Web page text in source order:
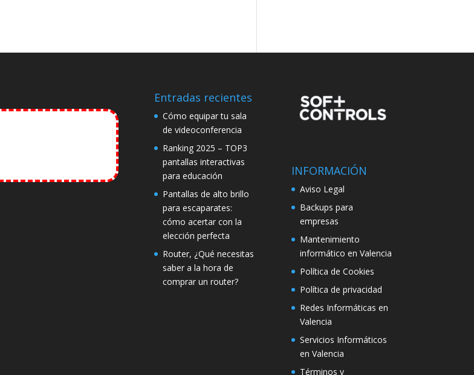
Entradas recientes
Cómo equipar tu sala
de videoconferencia
Ranking 2025 – TOP3
pantallas interactivas
para educación
Pantallas de alto brillo
para escaparates:
cómo acertar con la
elección perfecta
Router, ¿Qué necesitas
saber a la hora de
comprar un router?
INFORMACIÓN
Aviso Legal
Backups para
empresas
Mantenimiento
informático en Valencia
Política de Cookies
Política de privacidad
Redes Informáticas en
Valencia
Servicios Informáticos
en Valencia
Términos y